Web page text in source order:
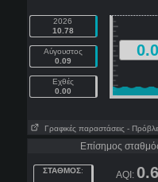
2026
10.78
Αύγουστος
0.09
Εχθές
0.00
Γραφικές παραστάσεις -
Επίσημος
ΣΤΑΘΜΟΣ: AQI: 0.6